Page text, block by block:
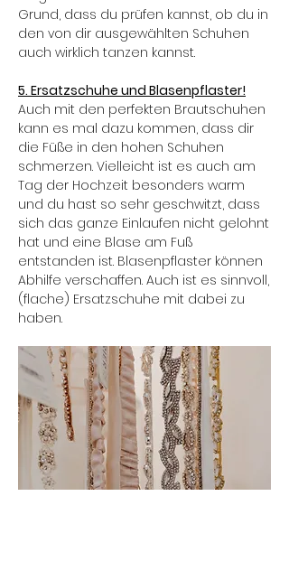
Grund, dass du prüfen kannst, ob du in
den von dir ausgewählten Schuhen
auch wirklich tanzen kannst.
5. Ersatzschuhe und Blasenpflaster!
Auch mit den perfekten Brautschuhen
kann es mal dazu kommen, dass dir
die Füße in den hohen Schuhen
schmerzen. Vielleicht ist es auch am
Tag der Hochzeit besonders warm
und du hast so sehr geschwitzt, dass
sich das ganze Einlaufen nicht gelohnt
hat und eine Blase am Fuß
entstanden ist. Blasenpflaster können
Abhilfe verschaffen. Auch ist es sinnvoll,
(flache) Ersatzschuhe mit dabei zu
haben.